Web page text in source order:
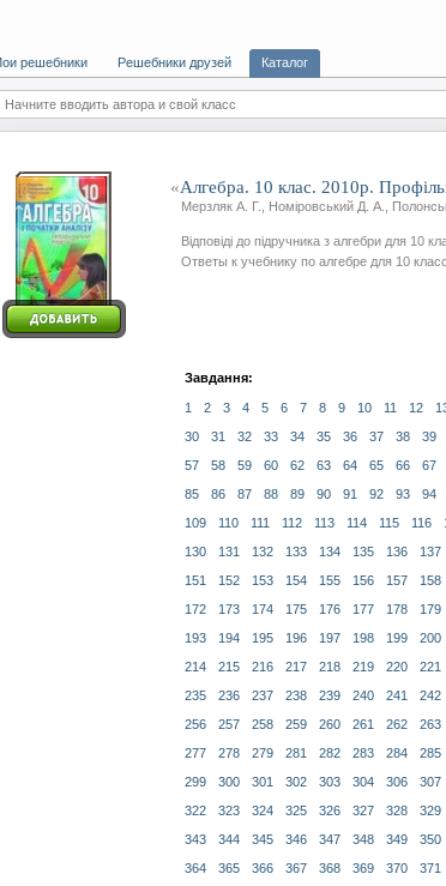
решебники Решебники друзей Каталог
Начните вводить автора и свой класс
«Алгебра. 10 клас. 2010р.
Мерзляк А. Г., Номіровський Д. А.,
Відповіді до підручника з алгебри для 10
Ответы к учебнику по алгебре для 10
Завдання:
1 2 3 4 5 6 7 8 9 10 11 12
30
31 32 33 34 35 36 37 38 39
57
58 59 60 62 63 64 65 66 67
85
86 87 88 89 90 91 92 93 94
109
110 111 112 113 114 115 116
130
131 132 133 134 135 136 137
151
152 153 154 155 156 157 158
172
173 174 175 176 177 178 179
193
194 195 196 197 198 199 200
214
215 216 217 218 219 220 221
235
236 237 238 239 240 241 242
256
257 258 259 260 261 262 263
277
278 279 281 282 283 284 285
299
300 301 302 303 304 306 307
322
323 324 325 326 327 328 329
343
344 345 346 347 348 349 350
364
365 366 367 368 369 370 371